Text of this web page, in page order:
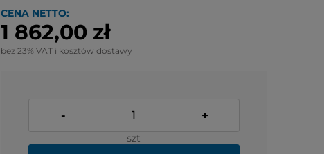
CENA NETTO:
1 862,00 zł
bez 23% VAT i kosztów dostawy
- +
szt